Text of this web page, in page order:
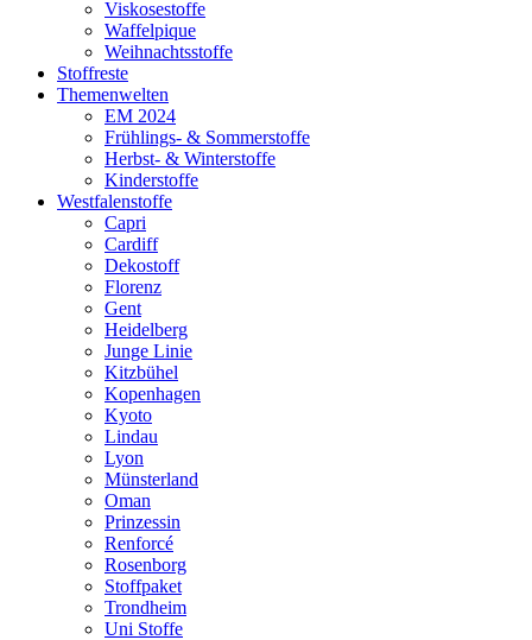
Viskosestoffe
Waffelpique
Weihnachtsstoffe
Stoffreste
Themenwelten
EM 2024
Frühlings- & Sommerstoffe
Herbst- & Winterstoffe
Kinderstoffe
Westfalenstoffe
Capri
Cardiff
Dekostoff
Florenz
Gent
Heidelberg
Junge Linie
Kitzbühel
Kopenhagen
Kyoto
Lindau
Lyon
Münsterland
Oman
Prinzessin
Renforcé
Rosenborg
Stoffpaket
Trondheim
Uni Stoffe